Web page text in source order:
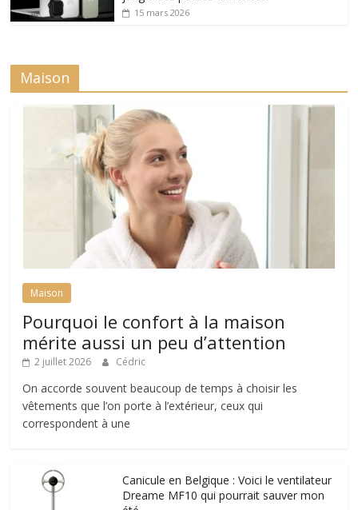
15 mars 2026
Maison
Maison
Pourquoi le confort à la maison
mérite aussi un peu d’attention
2 juillet 2026 Cédric
On accorde souvent beaucoup de temps à choisir les
vêtements que l’on porte à l’extérieur, ceux qui
correspondent à une
Canicule en Belgique : Voici le ventilateur
Dreame MF10 qui pourrait sauver mon